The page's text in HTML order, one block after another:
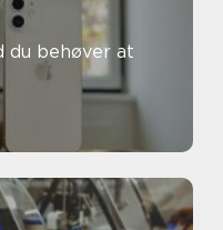
du behøver at